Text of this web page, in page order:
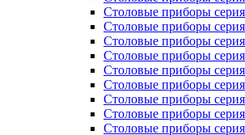
Столовые приборы серия
Столовые приборы серия
Столовые приборы
Столовые приборы
Столовые приборы серия
Столовые приборы
Столовые приборы серия
Столовые приборы
Столовые приборы серия